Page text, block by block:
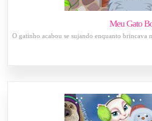
Meu Gato
O gatinho acabou se sujando enquanto brincava